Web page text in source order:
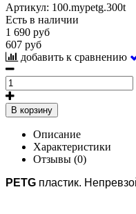
Артикул: 100.mypetg.300t
Есть в наличии
1 690 руб
607 руб
добавить к сравнению
В корзину
Описание
Характеристики
Отзывы (0)
PETG пластик.